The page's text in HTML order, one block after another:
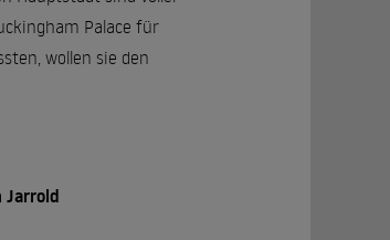
Palace für
wollen sie den
Jarrold